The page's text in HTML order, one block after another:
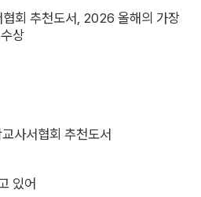
회 추천도서, 2026 올해의 가장
상
사서협회 추천도서
있어